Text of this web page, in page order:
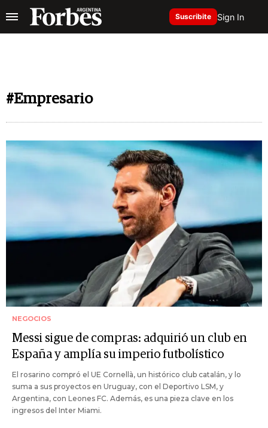
Suscribite Sign In
#Empresario
NEGOCIOS
Messi sigue de compras: adquirió un club en
España y amplía su imperio futbolístico
El rosarino compró el UE Cornellà, un histórico club catalán, y lo
suma a sus proyectos en Uruguay, con el Deportivo LSM, y
Argentina, con Leones FC. Además, es una pieza clave en los
ingresos del Inter Miami.